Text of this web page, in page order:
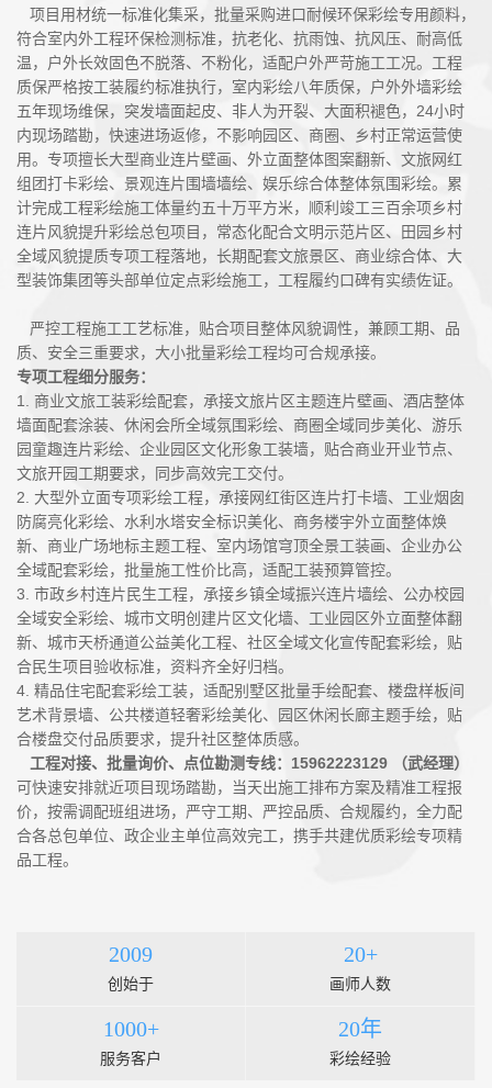
项目用材统一标准化集采，批量采购进口耐候环保彩绘专用颜料，
符合室内外工程环保检测标准，抗老化、抗雨蚀、抗风压、耐高低
温，户外长效固色不脱落、不粉化，适配户外严苛施工工况。工程
质保严格按工装履约标准执行，室内彩绘八年质保，户外外墙彩绘
五年现场维保，突发墙面起皮、非人为开裂、大面积褪色，24小时
内现场踏勘，快速进场返修，不影响园区、商圈、乡村正常运营使
用。专项擅长大型商业连片壁画、外立面整体图案翻新、文旅网红
组团打卡彩绘、景观连片围墙墙绘、娱乐综合体整体氛围彩绘。累
计完成工程彩绘施工体量约五十万平方米，顺利竣工三百余项乡村
连片风貌提升彩绘总包项目，常态化配合文明示范片区、田园乡村
全域风貌提质专项工程落地，长期配套文旅景区、商业综合体、大
型装饰集团等头部单位定点彩绘施工，工程履约口碑有实绩佐证。
严控工程施工工艺标准，贴合项目整体风貌调性，兼顾工期、品
质、安全三重要求，大小批量彩绘工程均可合规承接。
专项工程细分服务：
1. 商业文旅工装彩绘配套，承接文旅片区主题连片壁画、酒店整体
墙面配套涂装、休闲会所全域氛围彩绘、商圈全域同步美化、游乐
园童趣连片彩绘、企业园区文化形象工装墙，贴合商业开业节点、
文旅开园工期要求，同步高效完工交付。
2. 大型外立面专项彩绘工程，承接网红街区连片打卡墙、工业烟囱
防腐亮化彩绘、水利水塔安全标识美化、商务楼宇外立面整体焕
新、商业广场地标主题工程、室内场馆穹顶全景工装画、企业办公
全域配套彩绘，批量施工性价比高，适配工装预算管控。
3. 市政乡村连片民生工程，承接乡镇全域振兴连片墙绘、公办校园
全域安全彩绘、城市文明创建片区文化墙、工业园区外立面整体翻
新、城市天桥通道公益美化工程、社区全域文化宣传配套彩绘，贴
合民生项目验收标准，资料齐全好归档。
4. 精品住宅配套彩绘工装，适配别墅区批量手绘配套、楼盘样板间
艺术背景墙、公共楼道轻奢彩绘美化、园区休闲长廊主题手绘，贴
合楼盘交付品质要求，提升社区整体质感。
工程对接、批量询价、点位勘测专线：15962223129 （武经理）
可快速安排就近项目现场踏勘，当天出施工排布方案及精准工程报
价，按需调配班组进场，严守工期、严控品质、合规履约，全力配
合各总包单位、政企业主单位高效完工，携手共建优质彩绘专项精
品工程。
2009
创始于
20+
画师人数
1000+
服务客户
20年
彩绘经验